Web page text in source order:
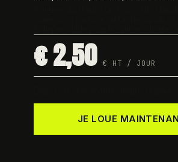
€ 2,50 € HT / JOUR
JE LOUE